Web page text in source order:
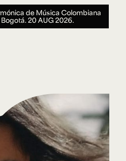
de Música Colombiana
Bogotá.20 AUG 2026.